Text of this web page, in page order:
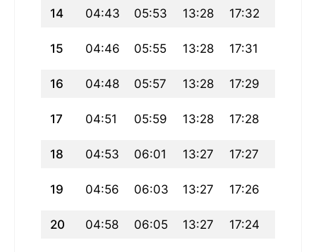
14 04:43 05:53 13:28 17:32
15 04:46 05:55 13:28 17:31
16 04:48 05:57 13:28 17:29
17 04:51 05:59 13:28 17:28
18 04:53 06:01 13:27 17:27
19 04:56 06:03 13:27 17:26
20 04:58 06:05 13:27 17:24